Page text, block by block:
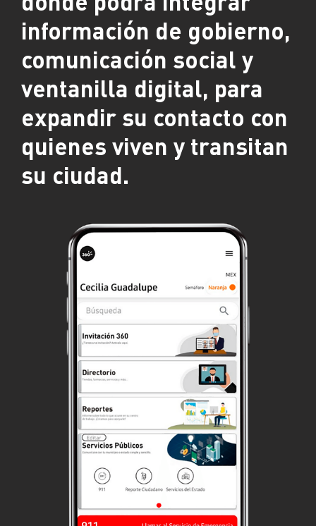
información de gobierno,
comunicación social y
ventanilla digital, para
expandir su contacto con
quienes viven y transitan
su ciudad.